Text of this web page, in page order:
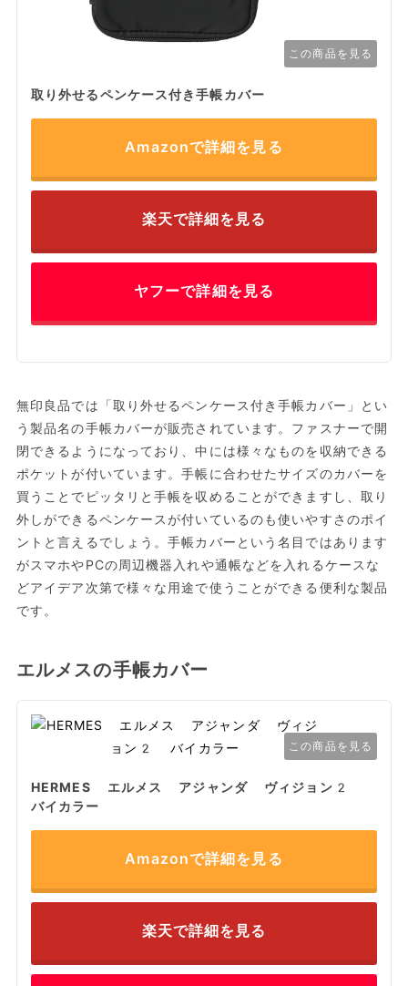
この商品を見る
取り外せるペンケース付き手帳カバー
Amazonで詳細を見る
楽天で詳細を見る
ヤフーで詳細を見る
無印良品では「取り外せるペンケース付き手帳カバー」とい
う製品名の手帳カバーが販売されています。ファスナーで開
閉できるようになっており、中には様々なものを収納できる
ポケットが付いています。手帳に合わせたサイズのカバーを
買うことでピッタリと手帳を収めることができますし、取り
外しができるペンケースが付いているのも使いやすさのポイ
ントと言えるでしょう。手帳カバーという名目ではあります
がスマホやPCの周辺機器入れや通帳などを入れるケースな
どアイデア次第で様々な用途で使うことができる便利な製品
です。
エルメスの手帳カバー
この商品を見る
HERMES エルメス アジャンダ ヴィジョン2
バイカラー
Amazonで詳細を見る
楽天で詳細を見る